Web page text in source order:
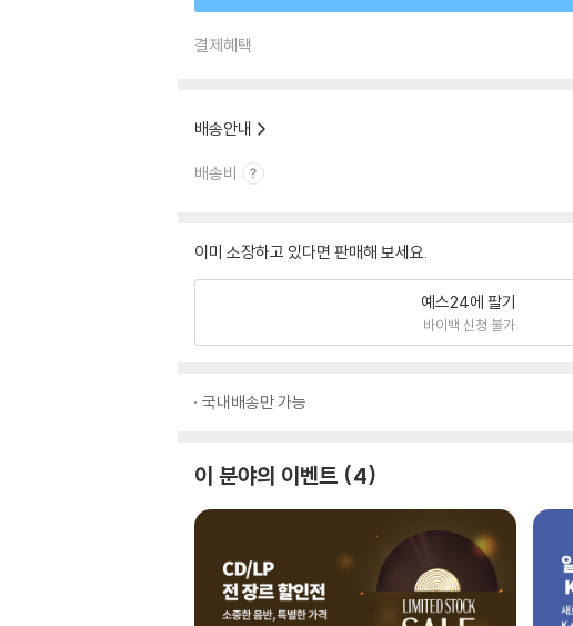
결제혜택
배송안내
배송비
이미 소장하고 있다면 판매해 보세요.
예스24에 팔기
바이백 신청 불가
국내배송만 가능
이 분야의 이벤트 4